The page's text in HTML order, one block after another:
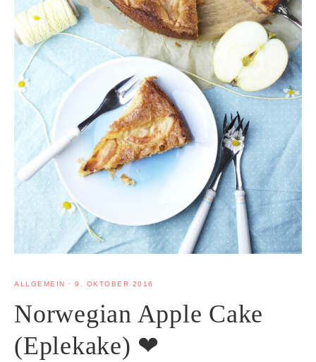
ALLGEMEIN · 9. OKTOBER 2016
Norwegian Apple Cake
(Eplekake) ❤